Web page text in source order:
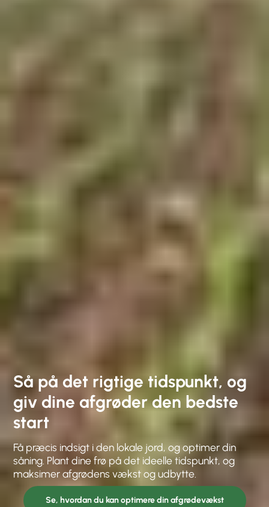
Så på det rigtige tidspunkt, og
giv dine afgrøder den bedste
start
Få præcis indsigt i den lokale jord, og optimer din
såning. Plant dine frø på det ideelle tidspunkt, og
maksimer afgrødens vækst og udbytte.
Se, hvordan du kan optimere din afgrødevækst